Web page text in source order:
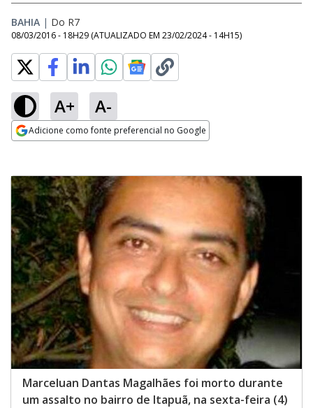
BAHIA | Do R7
08/03/2016 - 18H29 (ATUALIZADO EM 23/02/2024 - 14H15)
A+ A-
Adicione como fonte preferencial no Google
Marceluan Dantas Magalhães foi morto durante
um assalto no bairro de Itapuã, na sexta-feira (4)